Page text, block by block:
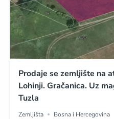
Prodaje se zemljište na
Lohinji. Gračanica. Uz
Tuzla
Zemljišta Bosna i Hercegovina